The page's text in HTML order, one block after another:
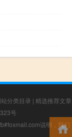
分类目录 | 精选推荐文章
号
说明，我们